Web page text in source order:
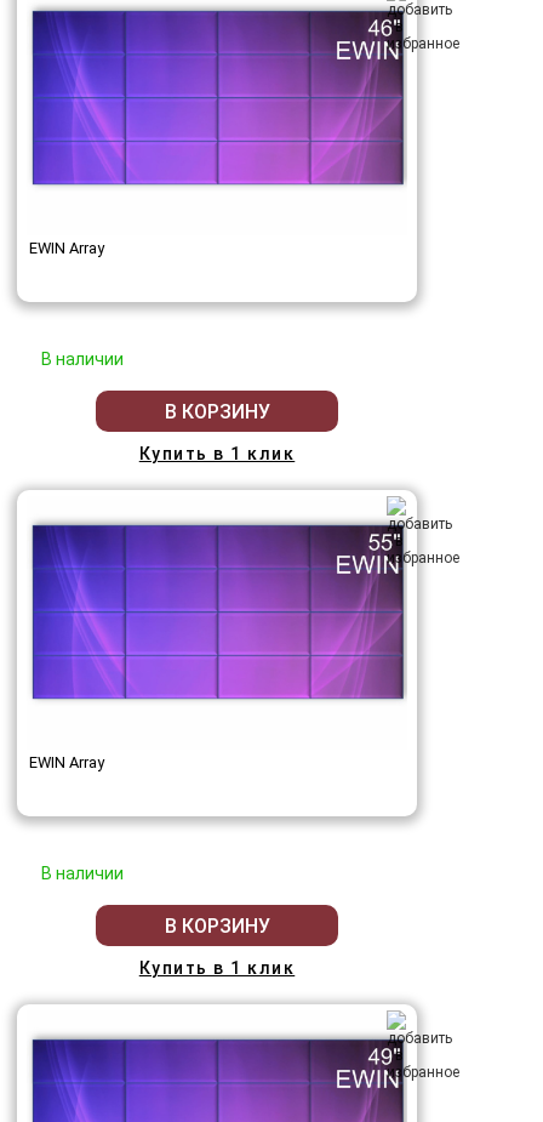
EWIN Array
В наличии
В КОРЗИНУ
Купить в 1 клик
EWIN Array
В наличии
В КОРЗИНУ
Купить в 1 клик